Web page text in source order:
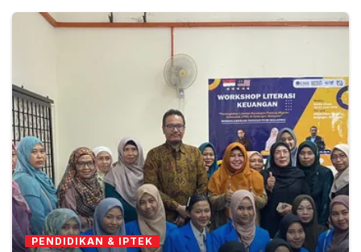
PENDIDIKAN & IPTEK